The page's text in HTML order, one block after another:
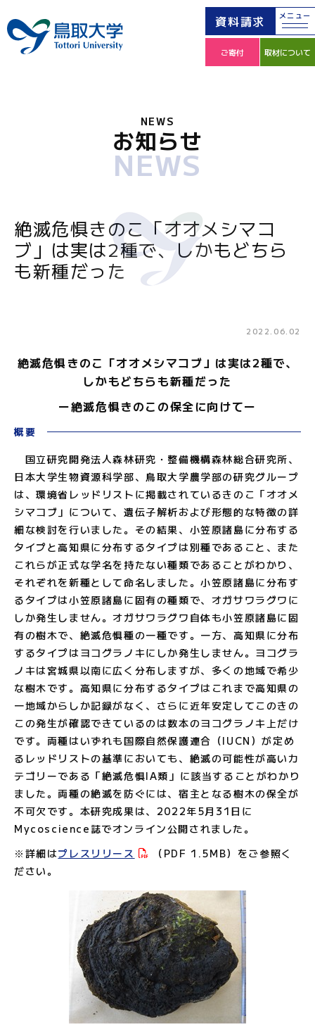
資料請求 メニュー
ご寄付 取材について
NEWS
お知らせ
NEWS
絶滅危惧きのこ「オオメシマコ
ブ」は実は2種で、しかもどちら
も新種だった
2022.06.02
絶滅危惧きのこ「オオメシマコブ」は実は2種で、
しかもどちらも新種だった
ー絶滅危惧きのこの保全に向けてー
概要
国立研究開発法人森林研究・整備機構森林総合研究所、
日本大学生物資源科学部、鳥取大学農学部の研究グループ
は、環境省レッドリスト に掲載されているきのこ「オオメ
シマコブ」について、遺伝子解析および形態的な特徴の詳
細な検討を行いました。その結果、小笠原諸島に分布する
タイプと高知県に分布するタイプは別種であること、また
これらが正式な学名を持たない種類であることがわかり、
それぞれを新種として命名しました。小笠原諸島に分布す
るタイプは小笠原諸島に固有の種類で、オガサワラグワに
しか発生しません。オガサワラグワ自体も小笠原諸島に固
有の樹木で、絶滅危惧種の一種です。一方、高知県に分布
するタイプはヨコグラノキにしか発生しません。ヨコグラ
ノキは宮城県以南に広く分布しますが、多くの地域で希少
な樹木です。高知県に分布するタイプはこれまで高知県の
一地域からしか記録がなく、さらに近年安定してこのきの
この発生が確認できているのは数本のヨコグラノキ上だけ
です。両種はいずれも国際自然保護連合（IUCN ）が定め
るレッドリストの基準においても、絶滅の可能性が高いカ
テゴリーである「絶滅危惧IA類 」に該当することがわかり
ました。両種の絶滅を防ぐには、宿主となる樹木の保全が
不可欠です。本研究成果は、 2022年5月 31 日に
Mycoscience 誌でオンライン公開されました。
※詳細はプレスリリース （PDF 1.5MB）をご参照く
ださい。